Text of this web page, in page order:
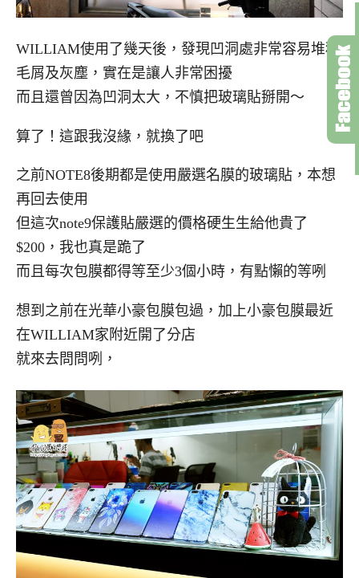
WILLIAM使用了幾天後，發現凹洞處非常容易堆積
毛屑及灰塵，實在是讓人非常困擾
而且還曾因為凹洞太大，不慎把玻璃貼掰開～
算了！這跟我沒緣，就換了吧
之前NOTE8後期都是使用嚴選名膜的玻璃貼，本想
再回去使用
但這次note9保護貼嚴選的價格硬生生給他貴了
$200，我也真是跪了
而且每次包膜都得等至少3個小時，有點懶的等咧
想到之前在光華小豪包膜包過，加上小豪包膜最近
在WILLIAM家附近開了分店
就來去問問咧，